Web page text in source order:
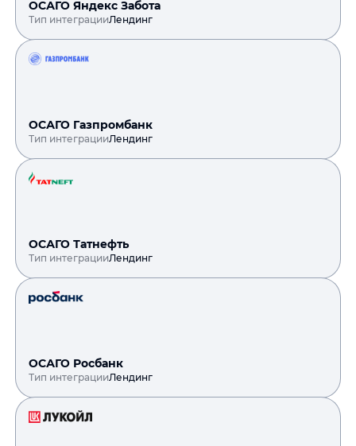
ОСАГО Яндекс Забота
Тип интеграцииЛендинг
ОСАГО Газпромбанк
Тип интеграцииЛендинг
ОСАГО Татнефть
Тип интеграцииЛендинг
ОСАГО Росбанк
Тип интеграцииЛендинг